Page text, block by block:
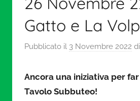
Gatto e La
Pubblicato il 3 Novembre 2022 di
Ancora una iniziativa per
Tavolo Subbuteo!